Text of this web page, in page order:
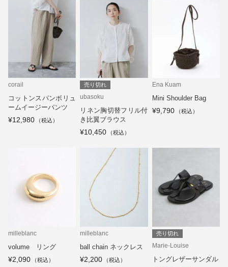
corail
コットンスパンボリュ
ームイージーパンツ
¥12,980
売り切れ
ubasoku
リネン胸切替フリル付
き比翼ブラウス
¥10,450
Ena Kuam
Mini Shoulder Bag
¥9,790
milleblanc
volume リング
¥2,090
milleblanc
ball chain ネックレス
¥2,200
売り切れ
Marie-Louise
トングレザーサンダル